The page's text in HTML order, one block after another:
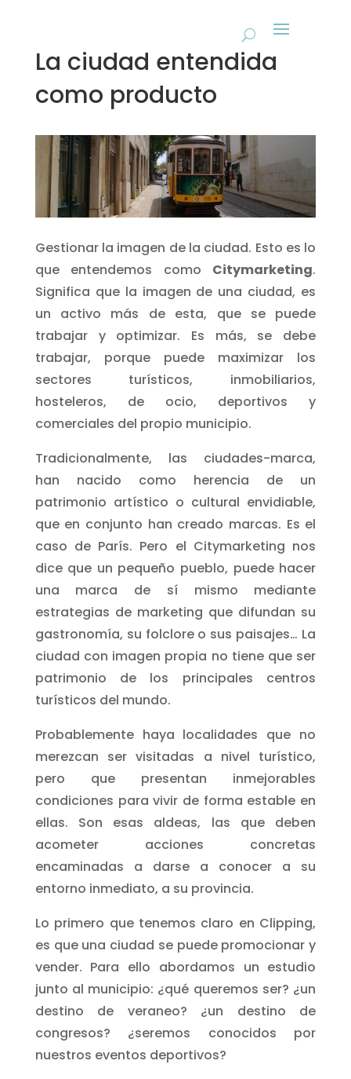
La ciudad entendida
como producto
Gestionar la imagen de la ciudad. Esto es lo
que entendemos como Citymarketing.
Significa que la imagen de una ciudad, es
un activo más de esta, que se puede
trabajar y optimizar. Es más, se debe
trabajar, porque puede maximizar los
sectores turísticos, inmobiliarios,
hosteleros, de ocio, deportivos y
comerciales del propio municipio.
Tradicionalmente, las ciudades-marca,
han nacido como herencia de un
patrimonio artístico o cultural envidiable,
que en conjunto han creado marcas. Es el
caso de París. Pero el Citymarketing nos
dice que un pequeño pueblo, puede hacer
una marca de sí mismo mediante
estrategias de marketing que difundan su
gastronomía, su folclore o sus paisajes… La
ciudad con imagen propia no tiene que ser
patrimonio de los principales centros
turísticos del mundo.
Probablemente haya localidades que no
merezcan ser visitadas a nivel turístico,
pero que presentan inmejorables
condiciones para vivir de forma estable en
ellas. Son esas aldeas, las que deben
acometer acciones concretas
encaminadas a darse a conocer a su
entorno inmediato, a su provincia.
Lo primero que tenemos claro en Clipping,
es que una ciudad se puede promocionar y
vender. Para ello abordamos un estudio
junto al municipio: ¿qué queremos ser? ¿un
destino de veraneo? ¿un destino de
congresos? ¿seremos conocidos por
nuestros eventos deportivos?